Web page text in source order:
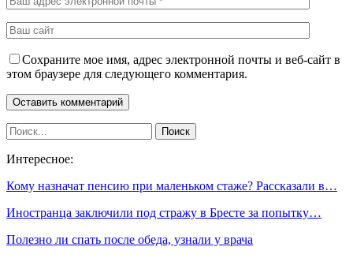
Сохраните мое имя, адрес электронной почты и веб-сайт в
этом браузере для следующего комментария.
Интересное:
Кому назначат пенсию при маленьком стаже? Рассказали в…
Иностранца заключили под стражу в Бресте за попытку…
Полезно ли спать после обеда, узнали у врача